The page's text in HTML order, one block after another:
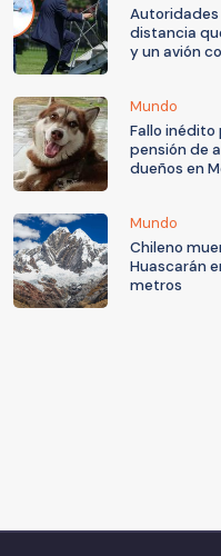
Autoridades
distancia
y un avión
Mundo
Fallo inédito
pensión de
dueños en
Mundo
Chileno
Huascarán
metros